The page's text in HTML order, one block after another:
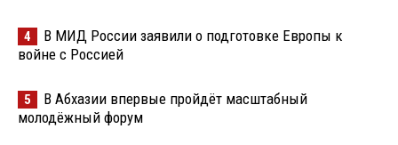
4
В МИД России заявили о подготовке Европы к
войне с Россией
5
В Абхазии впервые пройдёт масштабный
молодёжный форум